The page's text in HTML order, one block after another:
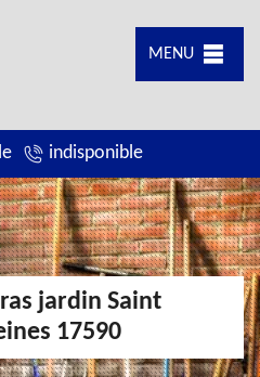
MENU
indisponible
jardin Saint
17590